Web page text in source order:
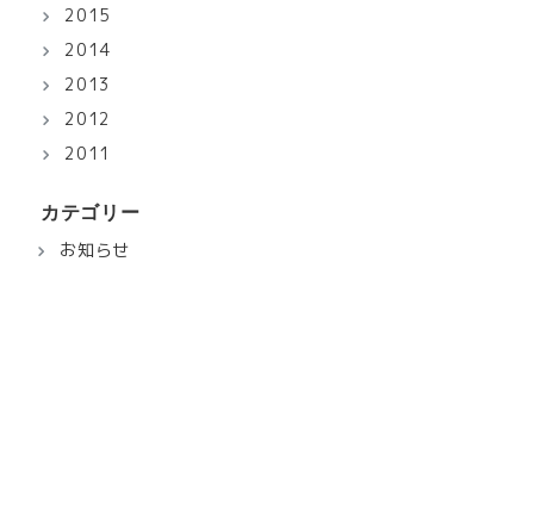
2015
2014
2013
2012
2011
カテゴリー
お知らせ